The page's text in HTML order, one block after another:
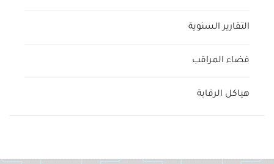
التقارير السنوية
فضاء المراقب
هياكل الرقابة